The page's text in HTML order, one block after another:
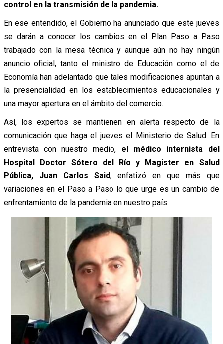
control en la transmisión de la pandemia.
En ese entendido, el Gobierno ha anunciado que este jueves
se darán a conocer los cambios en el Plan Paso a Paso
trabajado con la mesa técnica y aunque aún no hay ningún
anuncio oficial, tanto el ministro de Educación como el de
Economía han adelantado que tales modificaciones apuntan a
la presencialidad en los establecimientos educacionales y
una mayor apertura en el ámbito del comercio.
Así, los expertos se mantienen en alerta respecto de la
comunicación que haga el jueves el Ministerio de Salud. En
entrevista con nuestro medio, el médico internista del
Hospital Doctor Sótero del Río y Magister en Salud
Pública,
Juan Carlos Said, enfatizó en que más que
variaciones en el Paso a Paso lo que urge es un cambio de
enfrentamiento de la pandemia en nuestro país.